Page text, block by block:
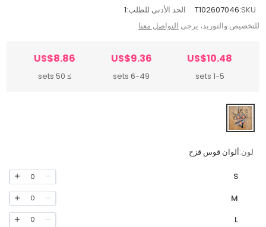
SKU:
T102607046 الحد الأدنى للطلب:1
للتخصيص والتوريد، يرجى التواصل معنا
US$10.48
1-5 sets
US$9.36
6-49 sets
US$8.86
≥ 50 sets
لون:ألوان قوس قزح
S
0
M
0
L
0